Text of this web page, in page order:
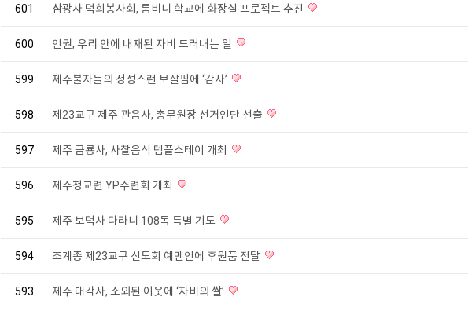
601 삼광사 덕희봉사회, 룸비니 학교에 화장실 프로젝트 추진
600 인권, 우리 안에 내재된 자비 드러내는 일
599 제주불자들의 정성스런 보살핌에 ‘감사’
598 제23교구 제주 관음사, 총무원장 선거인단 선출
597 제주 금룡사, 사찰음식 템플스테이 개최
596 제주청교련 YP수련회 개최
595 제주 보덕사 다라니 108독 특별 기도
594 조계종 제23교구 신도회 예멘인에 후원품 전달
593 제주 대각사, 소외된 이웃에 ‘자비의 쌀’